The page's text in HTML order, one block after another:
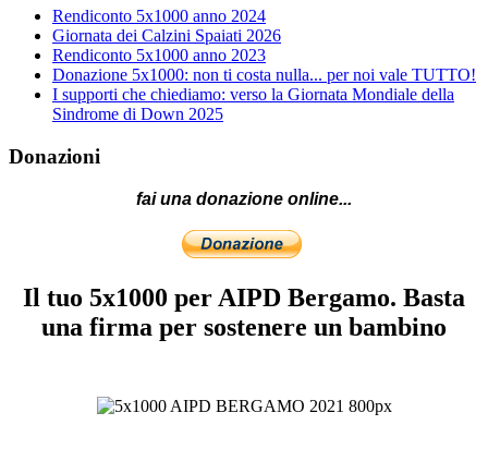
Rendiconto 5x1000 anno 2024
Giornata dei Calzini Spaiati 2026
Rendiconto 5x1000 anno 2023
Donazione 5x1000: non ti costa nulla... per noi vale TUTTO!
I supporti che chiediamo: verso la Giornata Mondiale della
Sindrome di Down 2025
Donazioni
fai una donazione online...
Il tuo 5x1000 per AIPD Bergamo. Basta
una firma per sostenere un bambino